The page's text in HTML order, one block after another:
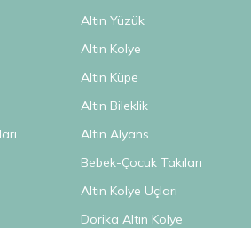
Altın Yüzük
Altın Kolye
Altın Küpe
Altın Bileklik
Altın Alyans
Bebek-Çocuk Takıları
Altın Kolye Uçları
Dorika Altın Kolye